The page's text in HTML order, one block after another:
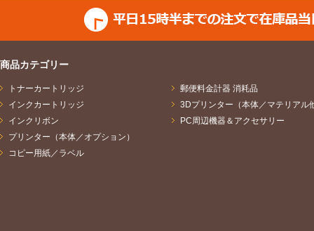
商品カテゴリー
トナーカートリッジ
インクカートリッジ
インクリボン
プリンター（本体／オプション）
コピー用紙／ラベル
郵便料金計器 消耗品
3Dプリンター（本体／マテリアル
PC周辺機器＆アクセサリー